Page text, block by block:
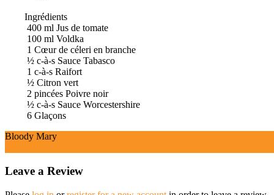
Ingrédients
400 ml Jus de tomate
100 ml Voldka
1 Cœur de céleri en branche
½ c-à-s Sauce Tabasco
1 c-à-s Raifort
½ Citron vert
2 pincées Poivre noir
½ c-à-s Sauce Worcestershire
6 Glaçons
Bloody Mary
Leave a Review